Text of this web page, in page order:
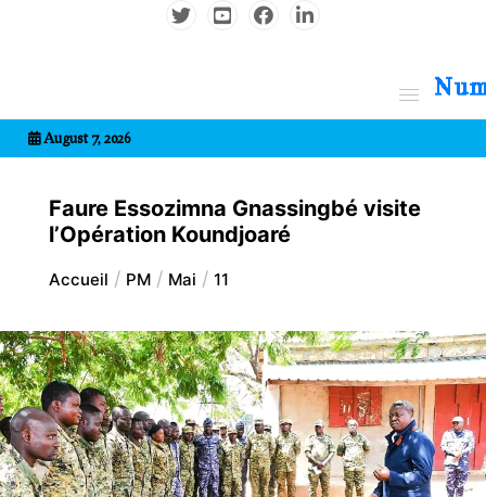
August 7, 2026
Faure Essozimna Gnassingbé visite
l’Opération Koundjoaré
Accueil PM Mai 11